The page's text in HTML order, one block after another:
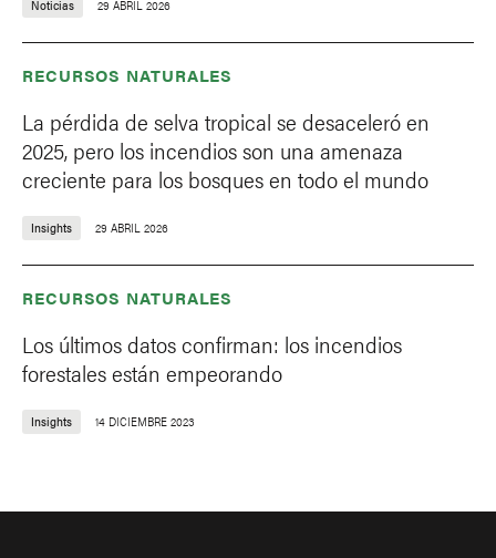
Noticias 29 ABRIL 2026
RECURSOS NATURALES
La pérdida de selva tropical se desaceleró en
2025, pero los incendios son una amenaza
creciente para los bosques en todo el mundo
Insights 29 ABRIL 2026
RECURSOS NATURALES
Los últimos datos confirman: los incendios
forestales están empeorando
Insights 14 DICIEMBRE 2023